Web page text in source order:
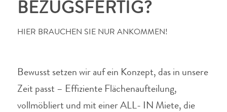
BEZUGSFERTIG?
HIER BRAUCHEN SIE NUR ANKOMMEN!
Bewusst setzen wir auf ein Konzept, das in unsere
Zeit passt – Effiziente Flächenaufteilung,
vollmöbliert und mit einer ALL- IN Miete, die